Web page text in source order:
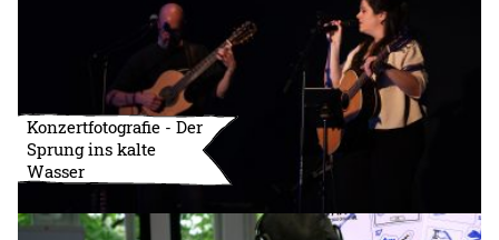
Konzertfotografie - Der
Sprung ins kalte
Wasser